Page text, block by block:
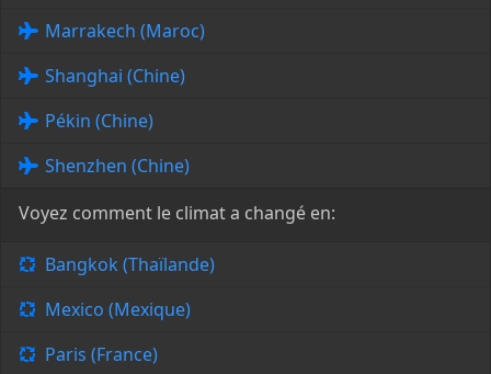
Marrakech (Maroc)
Shanghai (Chine)
Pékin (Chine)
Shenzhen (Chine)
Voyez comment le climat a changé en:
Bangkok (Thaïlande)
Mexico (Mexique)
Paris (France)